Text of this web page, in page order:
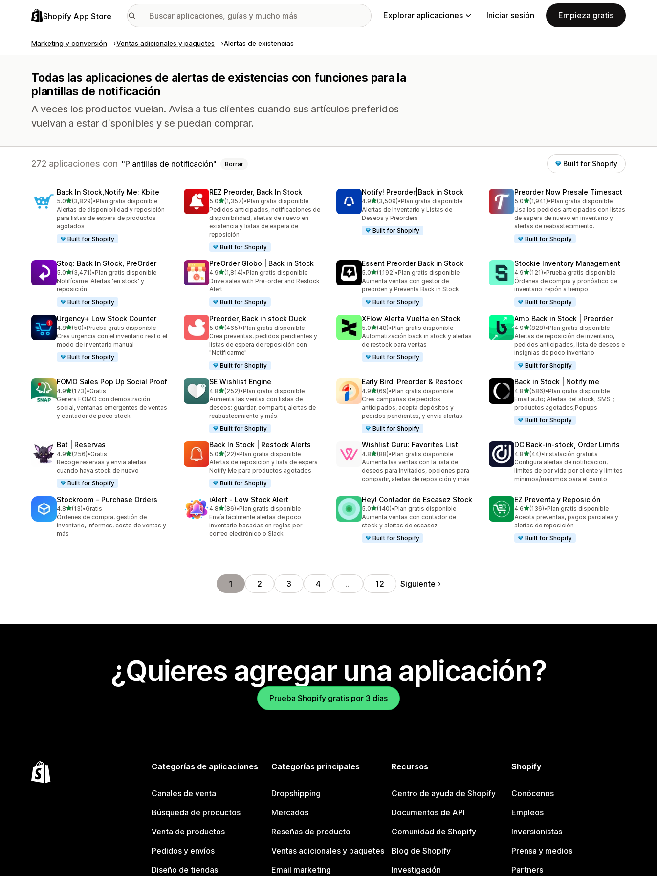
Shopify App Store Explorar aplicaciones Iniciar sesión Empieza gratis
Marketing y conversión Ventas adicionales y paquetes Alertas de existencias
Todas las aplicaciones de alertas de existencias con funciones para la
plantillas de notificación
A veces los productos vuelan. Avisa a tus clientes cuando sus artículos preferidos
vuelvan a estar disponibles y se puedan comprar.
272 aplicaciones con Plantillas de notificación Borrar Built for Shopify
Back In Stock,Notify Me: Kbite
5.0de 5 estrellas
(3,829)
3829 reseñas en total
•Plan gratis disponible
Alertas de disponibilidad y reposición
para listas de espera de productos
agotados
Built for Shopify
REZ Preorder, Back In Stock
5.0de 5 estrellas
(1,357)
1357 reseñas en total
•Plan gratis disponible
Pedidos anticipados, notificaciones de
disponibilidad, alertas de nuevo en
existencia y listas de espera de
reposición
Built for Shopify
Notify! Preorder|Back in Stock
4.9de 5 estrellas
(3,509)
3509 reseñas en total
•Plan gratis disponible
Alertas de Inventario y Listas de
Deseos y Preorders
Built for Shopify
Preorder Now Presale Timesact
5.0de 5 estrellas
(1,941)
1941 reseñas en total
•Plan gratis disponible
Usa los pedidos anticipados con listas
de espera de nuevo en inventario y
alertas de reabastecimiento.
Built for Shopify
Stoq: Back In Stock, PreOrder
5.0de 5 estrellas
(3,471)
3471 reseñas en total
•Plan gratis disponible
Notifícame. Alertas 'en stock' y
reposición
Built for Shopify
PreOrder Globo | Back in Stock
4.9de 5 estrellas
(1,814)
1814 reseñas en total
•Plan gratis disponible
Drive sales with Pre-order and Restock
Alert
Built for Shopify
Essent Preorder Back in Stock
5.0de 5 estrellas
(1,192)
1192 reseñas en total
•Plan gratis disponible
Aumenta ventas con gestor de
preorden y Preventa Back in Stock
Built for Shopify
Stockie Inventory Management
4.9de 5 estrellas
(121)
121 reseñas en total
•Prueba gratis disponible
Órdenes de compra y pronóstico de
inventario: repón a tiempo
Built for Shopify
Urgency+ Low Stock Counter
4.8de 5 estrellas
(50)
50 reseñas en total
•Prueba gratis disponible
Crea urgencia con el inventario real o el
modo de inventario manual
Built for Shopify
Preorder, Back in stock Duck
5.0de 5 estrellas
(465)
465 reseñas en total
•Plan gratis disponible
Crea preventas, pedidos pendientes y
listas de espera de reposición con
"Notificarme"
Built for Shopify
XFlow Alerta Vuelta en Stock
5.0de 5 estrellas
(48)
48 reseñas en total
•Plan gratis disponible
Automatización back in stock y alertas
de restock para ventas
Built for Shopify
Amp Back in Stock | Preorder
4.9de 5 estrellas
(828)
828 reseñas en total
•Plan gratis disponible
Alertas de reposición de inventario,
pedidos anticipados, lista de deseos e
insignias de poco inventario
Built for Shopify
FOMO Sales Pop Up Social Proof
4.9de 5 estrellas
(173)
173 reseñas en total
•Gratis
Genera FOMO con demostración
social, ventanas emergentes de ventas
y contador de poco stock
SE Wishlist Engine
4.8de 5 estrellas
(252)
252 reseñas en total
•Plan gratis disponible
Aumenta las ventas con listas de
deseos: guardar, compartir, alertas de
reabastecimiento y más.
Built for Shopify
Early Bird: Preorder & Restock
4.9de 5 estrellas
(69)
69 reseñas en total
•Plan gratis disponible
Crea campañas de pedidos
anticipados, acepta depósitos y
pedidos pendientes, y envía alertas.
Built for Shopify
Back in Stock | Notify me
4.8de 5 estrellas
(586)
586 reseñas en total
•Plan gratis disponible
Email auto; Alertas del stock; SMS；
productos agotados;Popups
Built for Shopify
Bat | Reservas
4.9de 5 estrellas
(256)
256 reseñas en total
•Gratis
Recoge reservas y envía alertas
cuando haya stock de nuevo
Built for Shopify
Back In Stock | Restock Alerts
5.0de 5 estrellas
(22)
22 reseñas en total
•Plan gratis disponible
Alertas de reposición y lista de espera
Notify Me para productos agotados
Built for Shopify
Wishlist Guru: Favorites List
4.8de 5 estrellas
(88)
88 reseñas en total
•Plan gratis disponible
Aumenta las ventas con la lista de
deseos para invitados, opciones para
compartir, alertas de reposición y más
DC Back‑in‑stock, Order Limits
4.8de 5 estrellas
(44)
44 reseñas en total
•Instalación gratuita
Configura alertas de notificación,
límites de por vida por cliente y límites
mínimos/máximos para el carrito
Stockroom ‑ Purchase Orders
4.8de 5 estrellas
(13)
13 reseñas en total
•Gratis
Órdenes de compra, gestión de
inventario, informes, costo de ventas y
más
iAlert ‑ Low Stock Alert
4.8de 5 estrellas
(86)
86 reseñas en total
•Plan gratis disponible
Envía fácilmente alertas de poco
inventario basadas en reglas por
correo electrónico o Slack
Hey! Contador de Escasez Stock
5.0de 5 estrellas
(140)
140 reseñas en total
•Plan gratis disponible
Aumenta ventas con contador de
stock y alertas de escasez
Built for Shopify
EZ Preventa y Reposición
4.6de 5 estrellas
(136)
136 reseñas en total
•Plan gratis disponible
Acepta preventas, pagos parciales y
alertas de reposición
Built for Shopify
1 2 3 4 … 12 Siguiente
¿Quieres agregar una aplicación?
Prueba Shopify gratis por 3 días
Categorías de aplicaciones
Canales de venta
Búsqueda de productos
Venta de productos
Pedidos y envíos
Diseño de tiendas
Categorías principales
Dropshipping
Mercados
Reseñas de producto
Ventas adicionales y paquetes
Email marketing
Recursos
Centro de ayuda de Shopify
Documentos de API
Comunidad de Shopify
Blog de Shopify
Investigación
Shopify
Conócenos
Empleos
Inversionistas
Prensa y medios
Partners